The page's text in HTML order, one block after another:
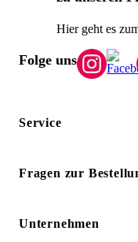
Hier geht es
Folge uns
Service
Fragen zur
Unternehmen